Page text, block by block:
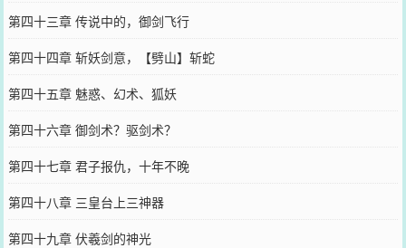
第四十三章 传说中的，御剑飞行
第四十四章 斩妖剑意，【劈山】斩蛇
第四十五章 魅惑、幻术、狐妖
第四十六章 御剑术？驱剑术？
第四十七章 君子报仇，十年不晚
第四十八章 三皇台上三神器
第四十九章 伏羲剑的神光